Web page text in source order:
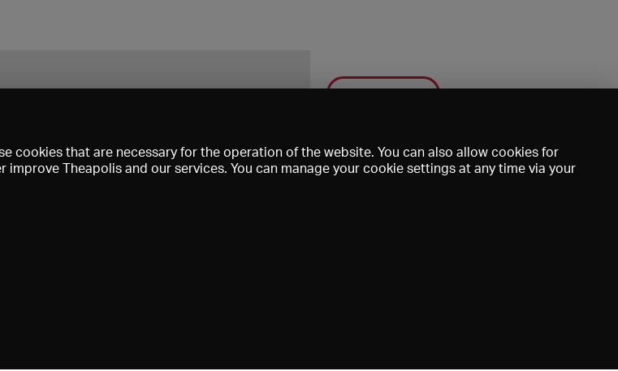
Save
cookies that are necessary for the operation of the website. You can also allow cookies for
Theapolis and our services. You can manage your cookie settings at any time via your